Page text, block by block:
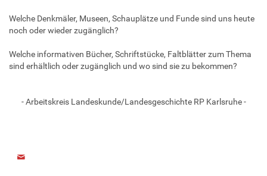
Welche Denkmäler, Museen, Schauplätze und Funde sind uns heute
noch oder wieder zugänglich?
Welche informativen Bücher, Schriftstücke, Faltblätter zum Thema
sind erhältlich oder zugänglich und wo sind sie zu bekommen?
- Arbeitskreis Landeskunde/Landesgeschichte RP Karlsruhe -